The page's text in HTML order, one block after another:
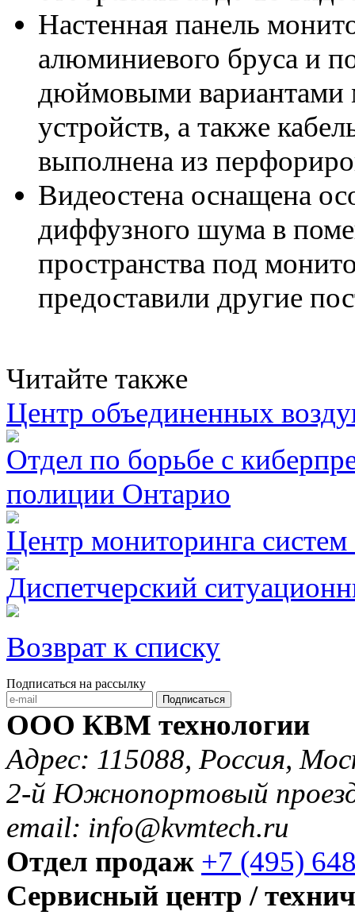
Настенная панель
алюминиевого бруса и
дюймовыми вариантами
устройств, а также
выполнена из
Видеостена оснащена
диффузного шума в
пространства под
предоставили другие
Читайте также
Центр объединенных
Отдел по борьбе с
полиции Онтарио
Центр мониторинга
Диспетчерский
Возврат к списку
Подписаться на рассылку
Подписаться
ООО КВМ технологии
Адрес: 115088, Россия,
2-й Южнопортовый
email: info@kvmtech.ru
Отдел продаж +7 (495)
Сервисный центр /